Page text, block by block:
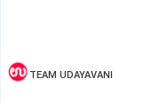
TEAM UDAYAVANI